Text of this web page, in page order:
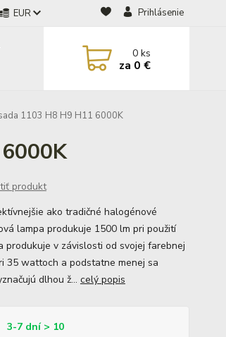
EUR Prihlásenie
0ks
za 0 €
1103 H8 H9 H11 6000K
produkt
ako tradičné halogénové
lampa produkuje 1500 lm pri použití
produkuje v závislosti od svojej farebnej
35 wattoch a podstatne menej sa
dlhou ž... celý popis
3-7 dní > 10